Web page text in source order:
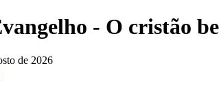
- O cristão
de 2026